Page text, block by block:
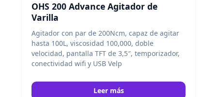
OHS 200 Advance Agitador de
Varilla
Agitador con par de 200Ncm, capaz de agitar
hasta 100L, viscosidad 100,000, doble
velocidad, pantalla TFT de 3,5″, temporizador,
conectividad wifi y USB Velp
Leer más